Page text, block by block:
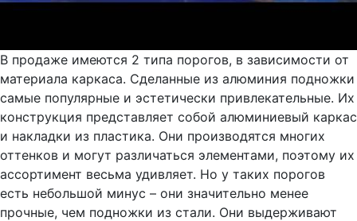
В продаже имеются 2 типа порогов, в зависимости от
материала каркаса. Сделанные из алюминия подножки
самые популярные и эстетически привлекательные. Их
конструкция представляет собой алюминиевый каркас
и накладки из пластика. Они производятся многих
оттенков и могут различаться элементами, поэтому их
ассортимент весьма удивляет. Но у таких порогов
есть небольшой минус – они значительно менее
прочные, чем подножки из стали. Они выдерживают